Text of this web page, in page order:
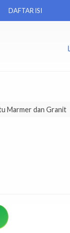
DAFTAR ISI
Marmer dan Granit